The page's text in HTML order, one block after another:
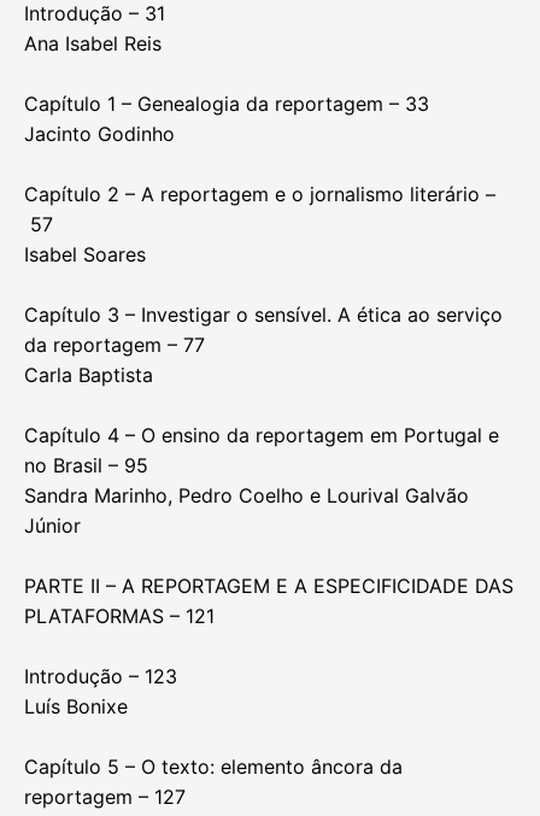
Introdução – 31
Ana Isabel Reis
Capítulo 1 – Genealogia da reportagem – 33
Jacinto Godinho
Capítulo 2 – A reportagem e o jornalismo literário –
57
Isabel Soares
Capítulo 3 – Investigar o sensível. A ética ao serviço
da reportagem – 77
Carla Baptista
Capítulo 4 – O ensino da reportagem em Portugal e
no Brasil – 95
Sandra Marinho, Pedro Coelho e Lourival Galvão
Júnior
PARTE II – A REPORTAGEM E A ESPECIFICIDADE DAS
PLATAFORMAS – 121
Introdução – 123
Luís Bonixe
Capítulo 5 – O texto: elemento âncora da
reportagem – 127